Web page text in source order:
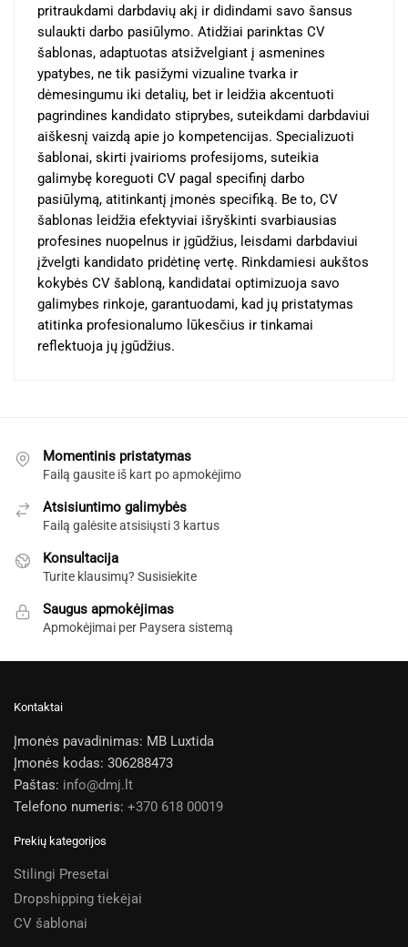
pritraukdami darbdavių akį ir didindami savo šansus
sulaukti darbo pasiūlymo. Atidžiai parinktas CV
šablonas, adaptuotas atsižvelgiant į asmenines
ypatybes, ne tik pasižymi vizualine tvarka ir
dėmesingumu iki detalių, bet ir leidžia akcentuoti
pagrindines kandidato stiprybes, suteikdami darbdaviui
aiškesnį vaizdą apie jo kompetencijas. Specializuoti
šablonai, skirti įvairioms profesijoms, suteikia
galimybę koreguoti CV pagal specifinį darbo
pasiūlymą, atitinkantį įmonės specifiką. Be to, CV
šablonas leidžia efektyviai išryškinti svarbiausias
profesines nuopelnus ir įgūdžius, leisdami darbdaviui
įžvelgti kandidato pridėtinę vertę. Rinkdamiesi aukštos
kokybės CV šabloną, kandidatai optimizuoja savo
galimybes rinkoje, garantuodami, kad jų pristatymas
atitinka profesionalumo lūkesčius ir tinkamai
reflektuoja jų įgūdžius.
Momentinis pristatymas
Failą gausite iš kart po apmokėjimo
Atsisiuntimo galimybės
Failą galėsite atsisiųsti 3 kartus
Konsultacija
Turite klausimų? Susisiekite
Saugus apmokėjimas
Apmokėjimai per Paysera sistemą
Kontaktai
Įmonės pavadinimas: MB Luxtida
Įmonės kodas: 306288473
Paštas: info@dmj.lt
Telefono numeris: +370 618 00019
Prekių kategorijos
Stilingi Presetai
Dropshipping tiekėjai
CV šablonai